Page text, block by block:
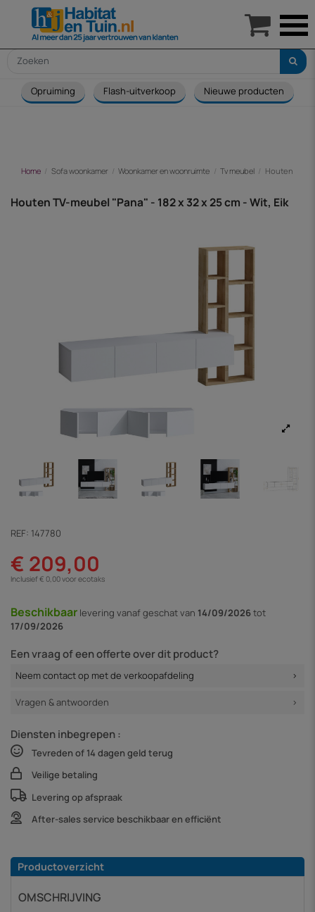
Opruiming Flash-uitverkoop Nieuwe producten
Home Sofa woonkamer Woonkamer en woonruimte Tv meubel Houten TV-
Houten TV-meubel "Pana" - 182 x 32 x 25 cm - Wit, Eik
REF: 147780
€ 209,00
Inclusief € 0,00 voor ecotaks
Beschikbaar levering vanafgeschat van 14/09/2026tot
17/09/2026
Een vraag of een offerte over dit product?
Neem contact op met de verkoopafdeling
Vragen & antwoorden
Diensten inbegrepen :
Tevreden of 14 dagen geld terug
Veilige betaling
Levering op afspraak
After-sales service beschikbaar en efficiënt
Productoverzicht
OMSCHRIJVING
